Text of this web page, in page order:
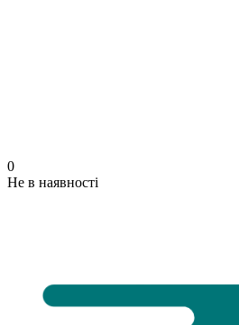
0
Не в наявності